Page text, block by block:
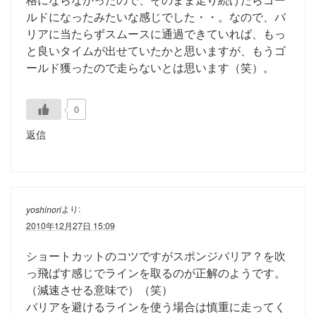
ルドになったみたいな感じでした・・。なので、バ
リアに当たらずスムースに通過できていれば、もっ
と良いタイムが出せていたかと思いますが、もうゴ
ールド獲ったので走らないとは思います（笑）。
0
返信
yoshinoriより:
2010年12月27日 15:09
ショートカットのコツですがスポンジバリア？を吹
っ飛ばす感じでラインを取るのが正解のようです。
（減速させる意味で）（笑）
バリアを避けるラインを使う場合は慎重に走ってく